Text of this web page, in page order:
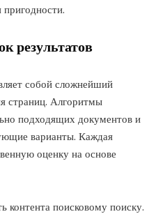
пригодности.
результатов
собой сложнейший
страниц. Алгоритмы
подходящих документов и
варианты. Каждая
оценку на основе
контента поисковому поиску.